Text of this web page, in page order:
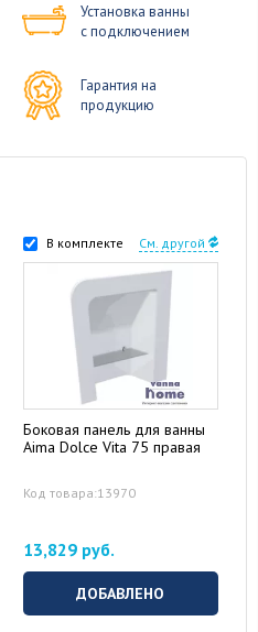
Установка ванны
с подключением
Гарантия на
продукцию
В комплекте См. другой
Боковая панель для ванны
Aima Dolce Vita 75 правая
Код товара:13970
13,829 руб.
ДОБАВЛЕНО